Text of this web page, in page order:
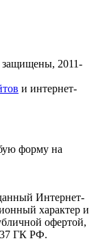
2011-
и интернет-
форму на
Интернет-
характер и
офертой,
ГК РФ.